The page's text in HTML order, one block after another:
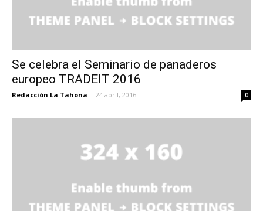
Se celebra el Seminario de panaderos
europeo TRADEIT 2016
Redacción La Tahona - 24 abril, 2016 0